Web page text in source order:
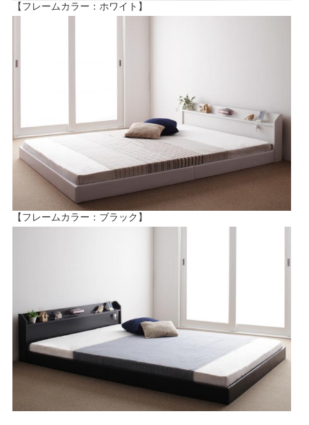
【フレームカラー：ホワイト】
【フレームカラー：ブラック】